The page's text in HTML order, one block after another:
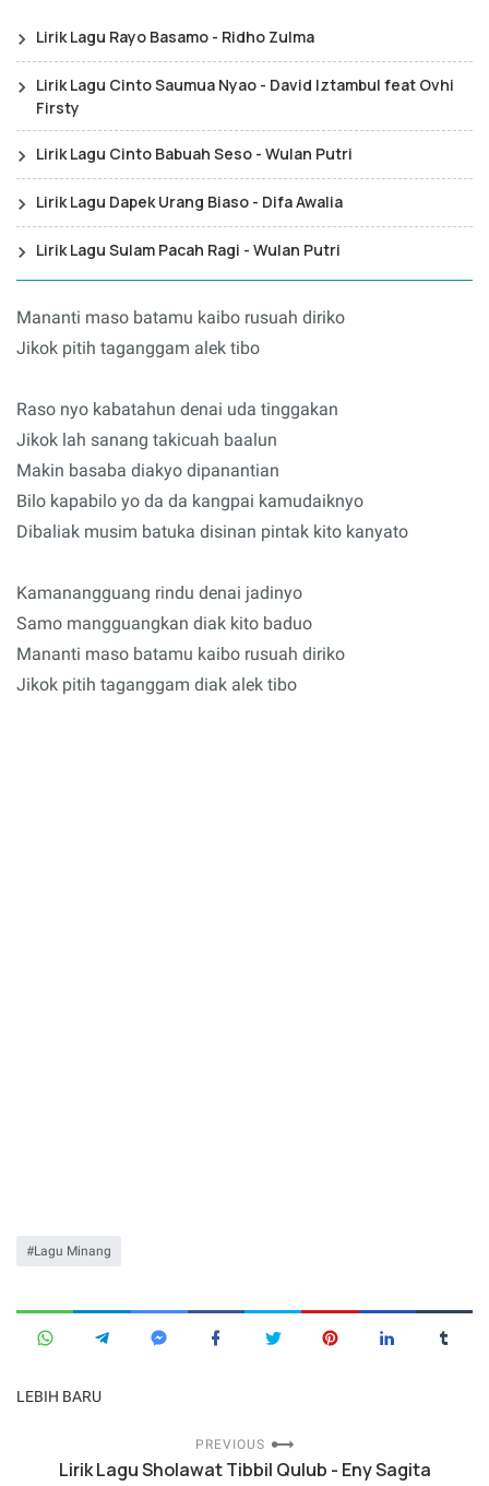
Lirik Lagu Rayo Basamo - Ridho Zulma
Lirik Lagu Cinto Saumua Nyao - David Iztambul feat Ovhi
Firsty
Lirik Lagu Cinto Babuah Seso - Wulan Putri
Lirik Lagu Dapek Urang Biaso - Difa Awalia
Lirik Lagu Sulam Pacah Ragi - Wulan Putri
Mananti maso batamu kaibo rusuah diriko
Jikok pitih taganggam alek tibo
Raso nyo kabatahun denai uda tinggakan
Jikok lah sanang takicuah baalun
Makin basaba diakyo dipanantian
Bilo kapabilo yo da da kangpai kamudaiknyo
Dibaliak musim batuka disinan pintak kito kanyato
Kamanangguang rindu denai jadinyo
Samo mangguangkan diak kito baduo
Mananti maso batamu kaibo rusuah diriko
Jikok pitih taganggam diak alek tibo
Lagu Minang
LEBIH BARU
PREVIOUS
Lirik Lagu Sholawat Tibbil Qulub - Eny Sagita